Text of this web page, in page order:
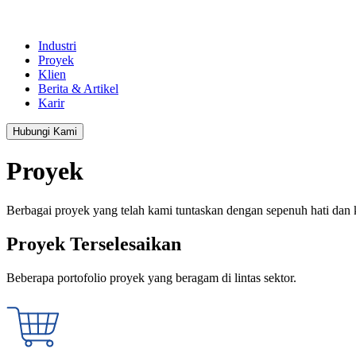
Industri
Proyek
Klien
Berita & Artikel
Karir
Hubungi Kami
Proyek
Berbagai proyek yang telah kami tuntaskan dengan sepenuh hati dan
Proyek Terselesaikan
Beberapa portofolio proyek yang beragam di lintas sektor.